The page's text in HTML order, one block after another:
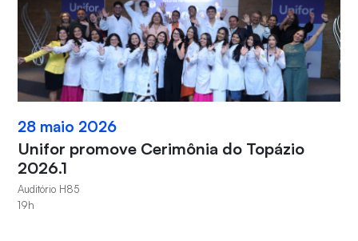
28 maio 2026
Unifor promove Cerimônia do Topázio
2026.1
Auditório H85
19h